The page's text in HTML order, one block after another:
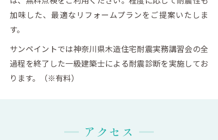
加味した、最適なリフォームプランをご提案いたしま
す。
サンペイントでは神奈川県木造住宅耐震実務講習会の全
過程を終了した一級建築士による耐震診断を実施してお
ります。（※有料）
アクセス